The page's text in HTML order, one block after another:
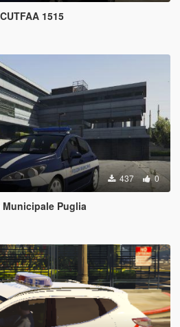
1515
437 0
Municipale Puglia